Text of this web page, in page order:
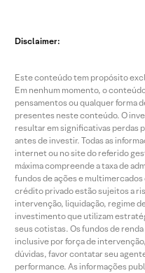
Disclaimer:
Este conteúdo tem propósito
Em nenhum momento, o
pensamentos ou qualquer forma
presentes neste conteúdo. O
resultar em significativas perdas
antes de investir. Todas as
internet ou no site do referido
máxima compreende a taxa de
fundos de ações e
crédito privado estão sujeitos a
intervenção, liquidação, regime
investimento que utilizam
seus cotistas. Os fundos de
inclusive por força de
dúvidas, favor contatar seu
performance. As informações